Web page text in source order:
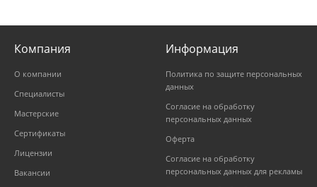
Компания
О компании
Специалисты
Мастерские
Сертификаты
Лицензии
Вакансии
Информация
Политика по защите персональных
данных
Согласие на обработку
персональных данных
Оферта
Согласие на обработку
персональных данных для рекламы